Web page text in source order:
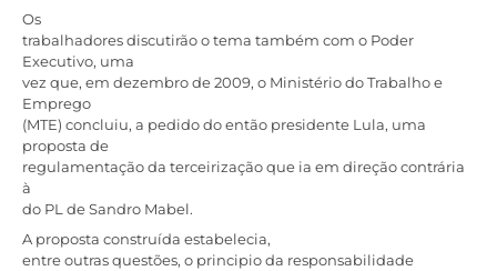
Os
trabalhadores discutirão o tema também com o Poder
Executivo, uma
vez que, em dezembro de 2009, o Ministério do Trabalho e
Emprego
(MTE) concluiu, a pedido do então presidente Lula, uma
proposta de
regulamentação da terceirização que ia em direção contrária
à
do PL de Sandro Mabel.
A proposta construída estabelecia,
entre outras questões, o principio da responsabilidade